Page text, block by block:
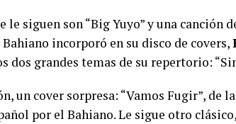
le siguen son “Big Yuyo” y una canción
incorporó en su disco de covers,
dos grandes temas de su repertorio:
un cover sorpresa: “Vamos Fugir”, de
por el Bahiano. Le sigue otro